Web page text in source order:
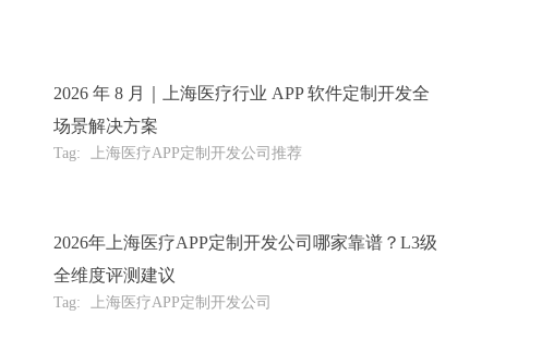
2026 年 8 月｜上海医疗行业 APP 软件定制开发全
场景解决方案
Tag: 上海医疗APP定制开发公司推荐
2026年上海医疗APP定制开发公司哪家靠谱？L3级
全维度评测建议
Tag: 上海医疗APP定制开发公司